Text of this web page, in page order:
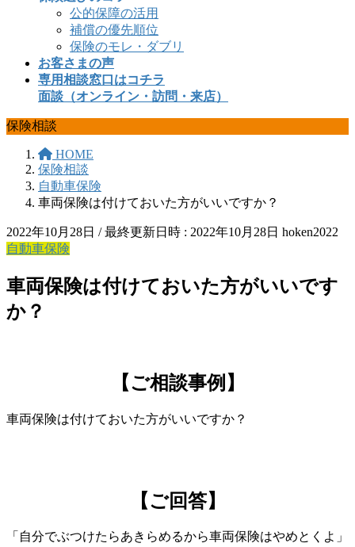
公的保障の活用
補償の優先順位
保険のモレ・ダブリ
お客さまの声
専用相談窓口はコチラ
面談（オンライン・訪問・来店）
保険相談
HOME
保険相談
自動車保険
車両保険は付けておいた方がいいですか？
2022年10月28日 / 最終更新日時 : 2022年10月28日 hoken2022
自動車保険
車両保険は付けておいた方がいいです
か？
【ご相談事例】
車両保険は付けておいた方がいいですか？
【ご回答】
「自分でぶつけたらあきらめるから車両保険はやめとくよ」